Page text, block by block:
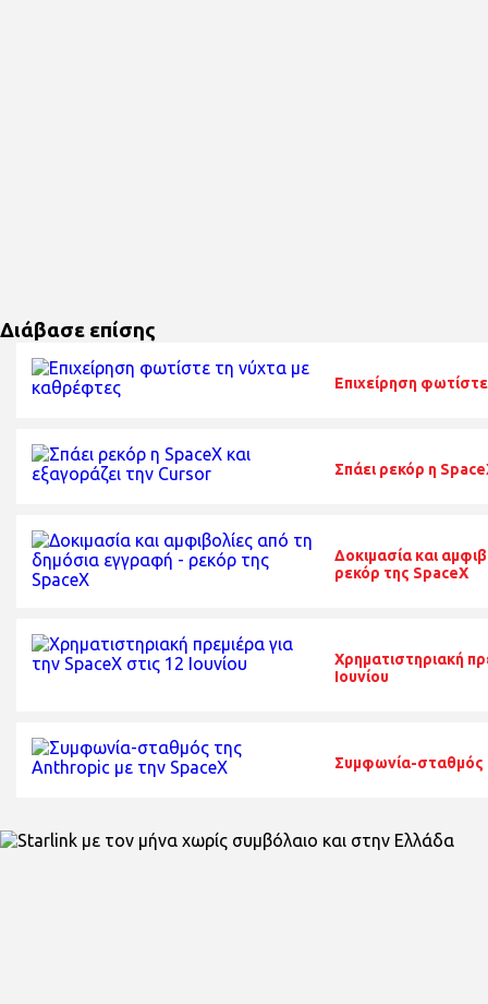
Διάβασε επίσης
Επιχείρηση
Σπάει ρεκόρ η
Δοκιμασία και
ρεκόρ της SpaceX
Χρηματιστηριακή
Ιουνίου
Συμφωνία-σταθμός